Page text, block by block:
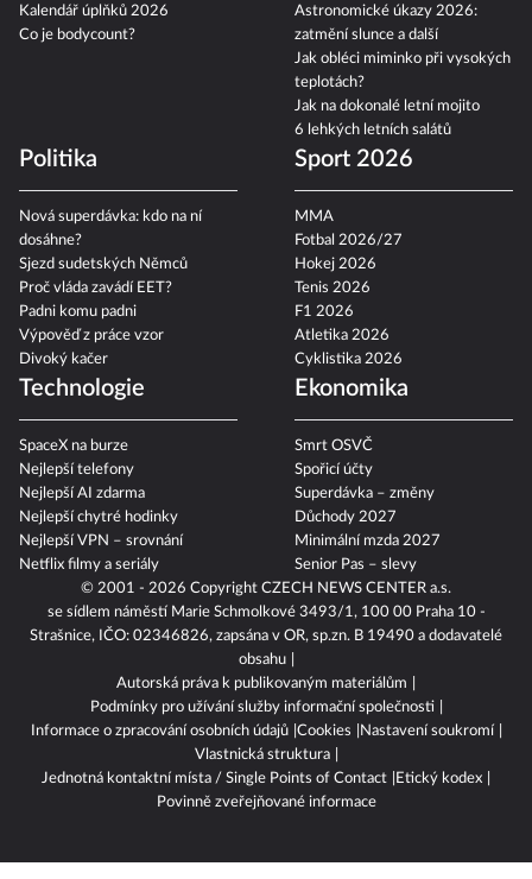
© 2001 - 2026 Copyright CZECH NEWS CENTER a.s.
se sídlem náměstí Marie Schmolkové 3493/1, 100 00 Praha 10 -
Strašnice, IČO: 02346826, zapsána v OR, sp.zn. B 19490 a dodavatelé
obsahu
Autorská práva k publikovaným materiálům
Podmínky pro užívání služby informační společnosti
Informace o zpracování osobních údajů Cookies
Nastavení soukromí
Vlastnická struktura
Jednotná kontaktní místa / Single Points of Contact
Etický kodex
Povinně zveřejňované informace
Kalendář úplňků 2026
Co je bodycount?
Astronomické úkazy 2026:
zatmění slunce a další
Jak obléci miminko při vysokých
teplotách?
Jak na dokonalé letní mojito
6 lehkých letních salátů
Politika
Nová superdávka: kdo na ní
dosáhne?
Sjezd sudetských Němců
Proč vláda zavádí EET?
Padni komu padni
Výpověď z práce vzor
Divoký kačer
Sport 2026
MMA
Fotbal 2026/27
Hokej 2026
Tenis 2026
F1 2026
Atletika 2026
Cyklistika 2026
Technologie
SpaceX na burze
Nejlepší telefony
Nejlepší AI zdarma
Nejlepší chytré hodinky
Nejlepší VPN – srovnání
Netflix filmy a seriály
Ekonomika
Smrt OSVČ
Spořicí účty
Superdávka – změny
Důchody 2027
Minimální mzda 2027
Senior Pas – slevy